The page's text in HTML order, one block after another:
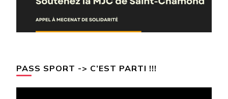
PASS SPORT -> C’EST PARTI !!!